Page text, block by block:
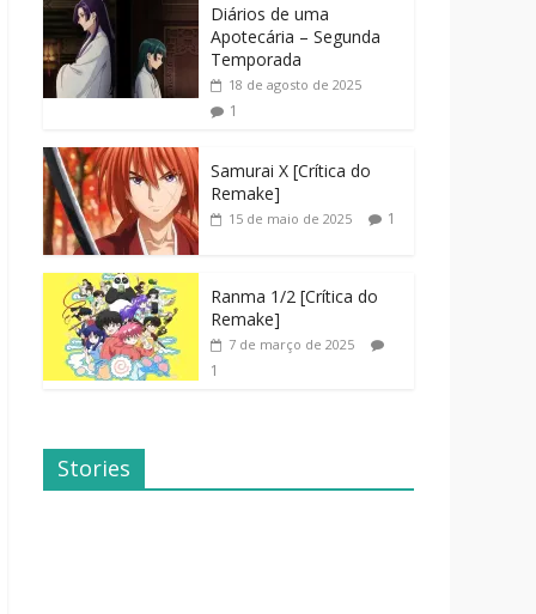
Diários de uma
Apotecária – Segunda
Temporada
18 de agosto de 2025
1
Samurai X [Crítica do
Remake]
15 de maio de 2025 1
Ranma 1/2 [Crítica do
Remake]
7 de março de 2025
1
Stories
Dicas de
Filmes Para o
Família